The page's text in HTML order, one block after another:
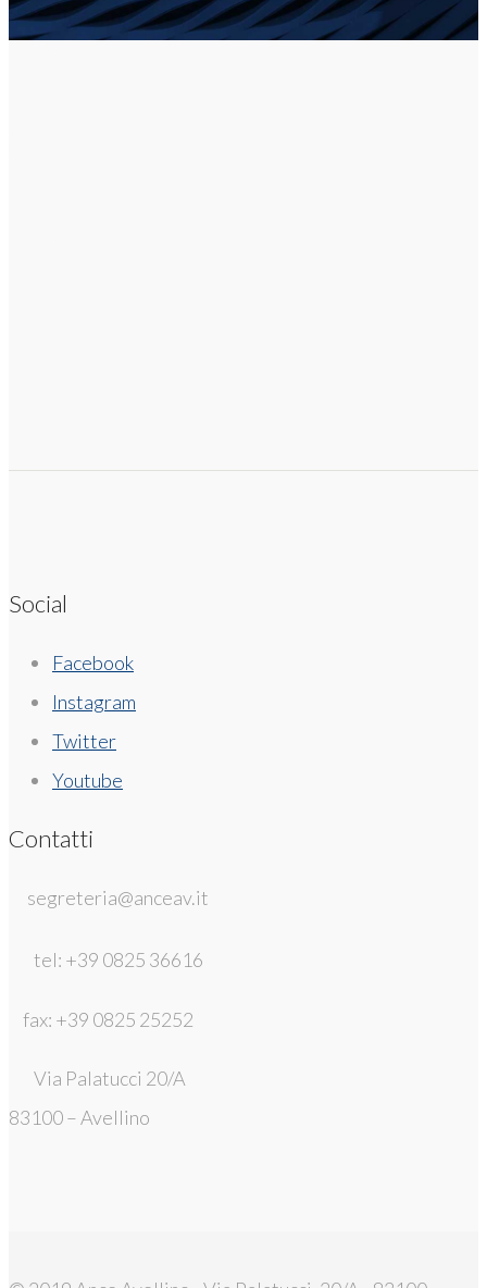
Social
Facebook
Instagram
Twitter
Youtube
Contatti
segreteria@anceav.it
tel: +39 0825 36616
fax: +39 0825 25252
Via Palatucci 20/A
83100 – Avellino